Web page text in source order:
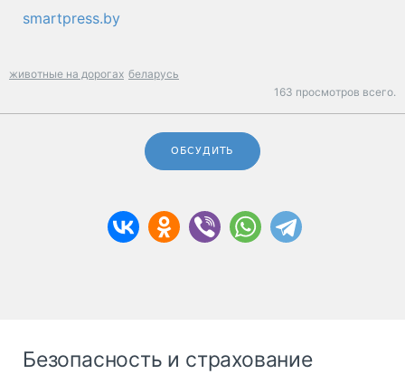
smartpress.by
животные на дорогах беларусь
163 просмотров всего.
ОБСУДИТЬ
Безопасность и страхование